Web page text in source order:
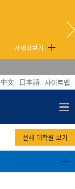
中文 日本語 사이트맵
전체 대학원 보기